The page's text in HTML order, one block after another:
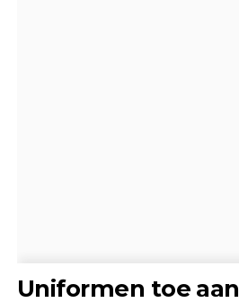
Uniformen toe aan